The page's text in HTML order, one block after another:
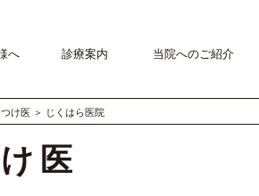
へ 診療案内 当院へのご紹介
け医 ＞ じくはら医院
医